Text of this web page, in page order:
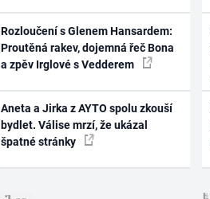
Rozloučení s Glenem Hansardem:
Proutěná rakev, dojemná řeč Bona
a zpěv Irglové s Vedderem
Aneta a Jirka z AYTO spolu zkouší
bydlet. Válise mrzí, že ukázal
špatné stránky